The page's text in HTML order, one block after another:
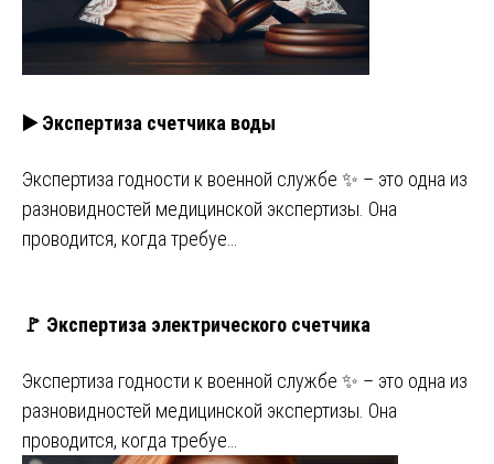
▶️ Экспертиза счетчика воды
Экспертиза годности к военной службе ✨ – это одна из
разновидностей медицинской экспертизы. Она
проводится, когда требуе…
🚩 Экспертиза электрического счетчика
Экспертиза годности к военной службе ✨ – это одна из
разновидностей медицинской экспертизы. Она
проводится, когда требуе…